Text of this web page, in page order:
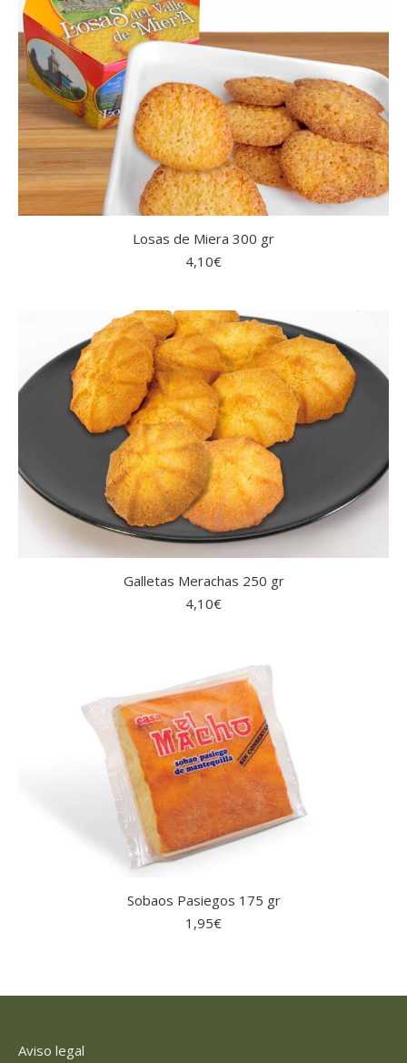
Losas de Miera 300 gr
4,10€
Galletas Merachas 250 gr
4,10€
Sobaos Pasiegos 175 gr
1,95€
Aviso legal